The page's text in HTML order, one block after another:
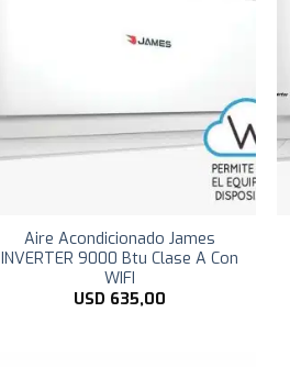
Aire Acondicionado James
INVERTER 9000 Btu Clase A Con
WIFI
USD 635,00